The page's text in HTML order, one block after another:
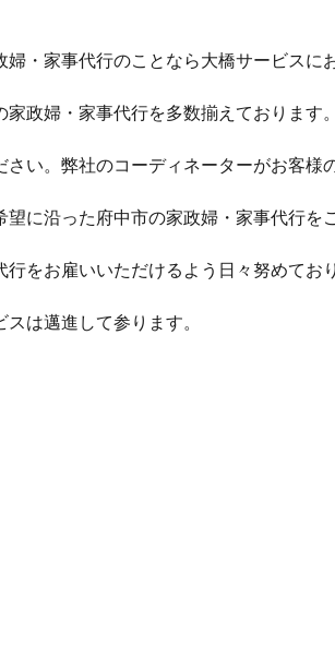
婦・家事代行のことなら大橋サービスに
家政婦・家事代行を多数揃えておりま
さい。弊社のコーディネーターがお客様
望に沿った府中市の家政婦・家事代行
行をお雇いいただけるよう日々努めてお
スは邁進して参ります。